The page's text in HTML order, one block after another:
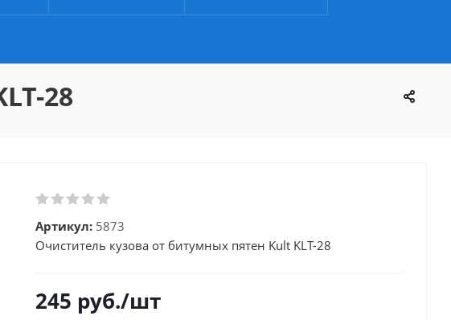
28
Артикул: 5873
Очиститель кузова от битумных пятен Kult KLT-28
245 руб./шт